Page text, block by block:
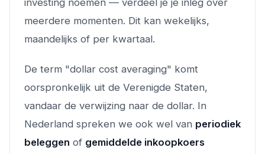
investing noemen — verdeel je je inleg over
meerdere momenten. Dit kan wekelijks,
maandelijks of per kwartaal.
De term "dollar cost averaging" komt
oorspronkelijk uit de Verenigde Staten,
vandaar de verwijzing naar de dollar. In
Nederland spreken we ook wel van periodiek
beleggen of gemiddelde inkoopkoers